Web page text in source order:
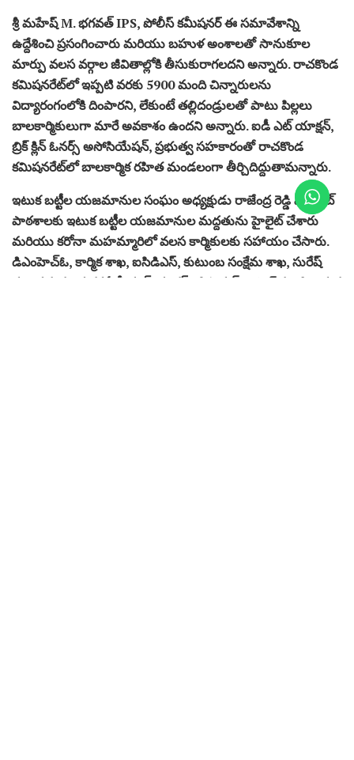
శ్రీ మహేష్ M. భగవత్ IPS, పోలీస్ కమీషనర్ ఈ సమావేశాన్ని
ఉద్దేశించి ప్రసంగించారు మరియు బహుళ అంశాలతో సానుకూల
మార్పు వలస వర్గాల జీవితాల్లోకి తీసుకురాగలదని అన్నారు. రాచకొండ
కమిషనరేట్‌లో ఇప్పటి వరకు 5900 మంది చిన్నారులను
విద్యారంగంలోకి దింపారని, లేకుంటే తల్లిదండ్రులతో పాటు పిల్లలు
బాలకార్మికులుగా మారే అవకాశం ఉందని అన్నారు. ఐడీ ఎట్ యాక్షన్,
బ్రిక్ క్లిన్ ఓనర్స్ అసోసియేషన్, ప్రభుత్వ సహకారంతో రాచకొండ
కమిషనరేట్‌లో బాలకార్మిక రహిత మండలంగా తీర్చిదిద్దుతామన్నారు.
ఇటుక బట్టీల యజమానుల సంఘం అధ్యక్షుడు రాజేంద్ర రెడ్డి వర్క్‌సైట్
పాఠశాలకు ఇటుక బట్టీల యజమానుల మద్దతును హైలైట్ చేశారు
మరియు కరోనా మహమ్మారిలో వలస కార్మికులకు సహాయం చేసారు.
డిఎంహెచ్‌ఓ, కార్మిక శాఖ, ఐసిడిఎస్, కుటుంబ సంక్షేమ శాఖ, సురేష్
గుట్ట సమన్వయకర్త ఏడీ ఈట్ యాక్షన్, టి సోషల్ ఇంపాక్ట్ నుండి అర్చన